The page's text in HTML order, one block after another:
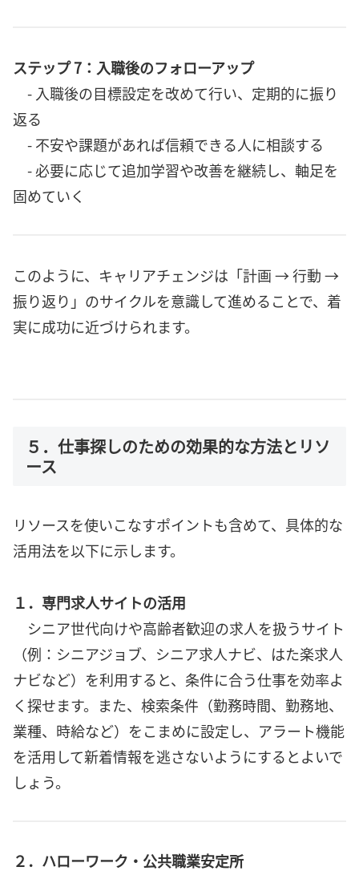
ステップ 7：入職後のフォローアップ
- 入職後の目標設定を改めて行い、定期的に振り
返る
- 不安や課題があれば信頼できる人に相談する
- 必要に応じて追加学習や改善を継続し、軸足を
固めていく
このように、キャリアチェンジは「計画 → 行動 →
振り返り」のサイクルを意識して進めることで、着
実に成功に近づけられます。
５．仕事探しのための効果的な方法とリソ
ース
リソースを使いこなすポイントも含めて、具体的な
活用法を以下に示します。
１．専門求人サイトの活用
シニア世代向けや高齢者歓迎の求人を扱うサイト
（例：シニアジョブ、シニア求人ナビ、はた楽求人
ナビなど）を利用すると、条件に合う仕事を効率よ
く探せます。また、検索条件（勤務時間、勤務地、
業種、時給など）をこまめに設定し、アラート機能
を活用して新着情報を逃さないようにするとよいで
しょう。
２．ハローワーク・公共職業安定所